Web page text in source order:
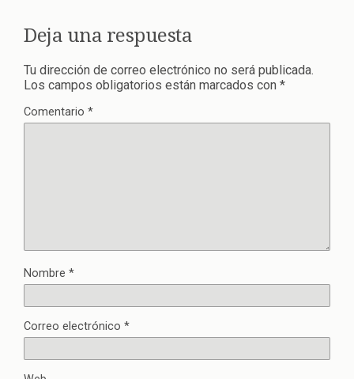
Deja una respuesta
Tu dirección de correo electrónico no será publicada.
Los campos obligatorios están marcados con *
Comentario *
Nombre *
Correo electrónico *